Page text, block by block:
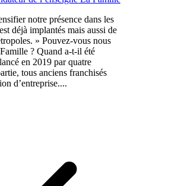
notre présence dans les
déjà implantés mais aussi de
» Pouvez-vous nous
? Quand a-t-il été
en 2019 par quatre
tous anciens franchisés
d’entreprise....